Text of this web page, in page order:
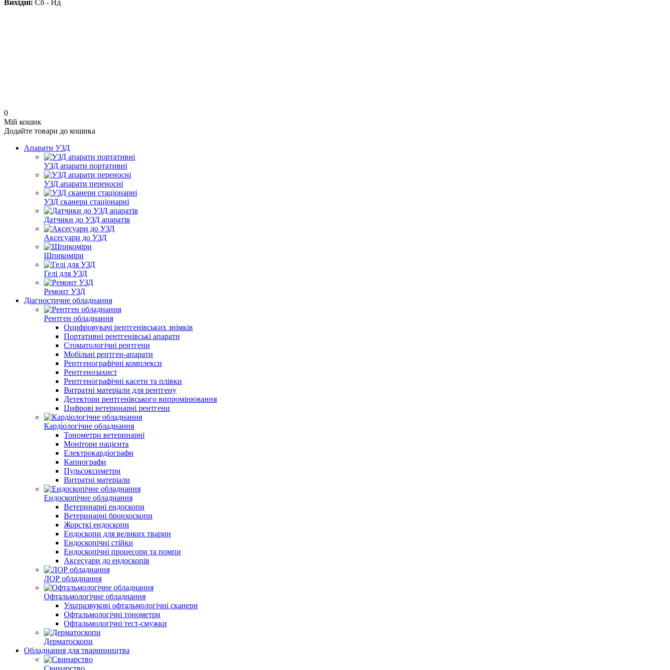
Вихідні: Сб - Нд
0
Мій кошик
Додайте товари до кошика
Апарати УЗД
УЗД апарати портативні
УЗД апарати переносні
УЗД сканери стаціонарні
Датчики до УЗД апаратів
Аксесуари до УЗД
Шпикоміри
Гелі для УЗД
Ремонт УЗД
Діагностичне обладнання
Рентген обладнання
Оцифровувачі рентгенівських знімків
Портативні рентгенівські апарати
Стоматологічні рентгени
Мобільні рентген-апарати
Рентгенографічні комплекси
Рентгенозахист
Рентгенографічні касети та плівки
Витратні матеріали для рентгену
Детектори рентгенівського випромінювання
Цифрові ветеринарні рентгени
Кардіологічне обладнання
Тонометри ветеринарні
Монітори пацієнта
Електрокардіографи
Капнографи
Пульсоксиметри
Витратні матеріали
Ендоскопічне обладнання
Ветеринарні ендоскопи
Ветеринарні бронхоскопи
Жорсткі ендоскопи
Ендоскопи для великих тварин
Ендоскопічні стійки
Ендоскопічні процесори та помпи
Аксесуари до ендоскопів
ЛОР обладнання
Офтальмологічне обладнання
Ультразвукові офтальмологічні сканери
Офтальмологічні тонометри
Офтальмологічні тест-смужки
Дерматоскопи
Обладнання для тваринництва
Свинарство